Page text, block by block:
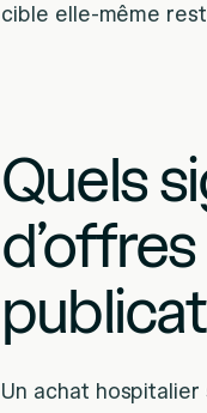
cible elle-même
Quels
Un achat